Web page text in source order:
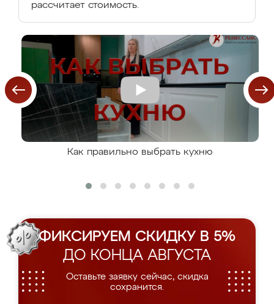
рассчитает стоимость.
Как правильно выбрать кухню
ФИКСИРУЕМ СКИДКУ В 5%
ДО КОНЦА АВГУСТА
Оставьте заявку сейчас, скидка
сохранится.